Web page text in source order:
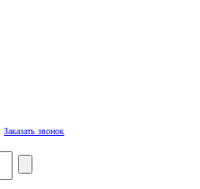
Заказать звонок